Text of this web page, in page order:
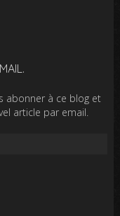
abonner à ce blog et
article par email.